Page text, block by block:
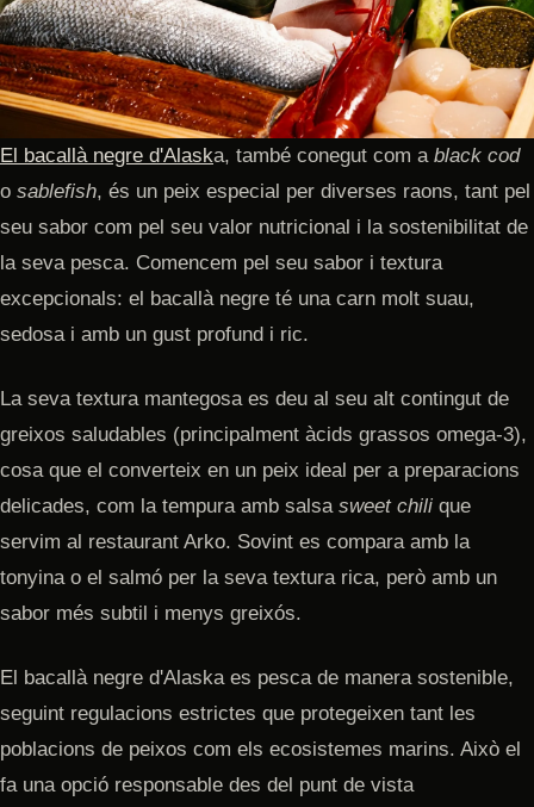
El bacallà negre d'Alaska, també conegut com a black cod
o sablefish, és un peix especial per diverses raons, tant pel
seu sabor com pel seu valor nutricional i la sostenibilitat de
la seva pesca. Comencem pel seu sabor i textura
excepcionals: el bacallà negre té una carn molt suau,
sedosa i amb un gust profund i ric.
La seva textura mantegosa es deu al seu alt contingut de
greixos saludables (principalment àcids grassos omega-3),
cosa que el converteix en un peix ideal per a preparacions
delicades, com la tempura amb salsa sweet chili que
servim al restaurant Arko. Sovint es compara amb la
tonyina o el salmó per la seva textura rica, però amb un
sabor més subtil i menys greixós.
El bacallà negre d'Alaska es pesca de manera sostenible,
seguint regulacions estrictes que protegeixen tant les
poblacions de peixos com els ecosistemes marins. Això el
fa una opció responsable des del punt de vista